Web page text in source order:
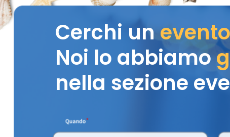
Cerchi unevento
Noi lo abbiamo
nella sezione